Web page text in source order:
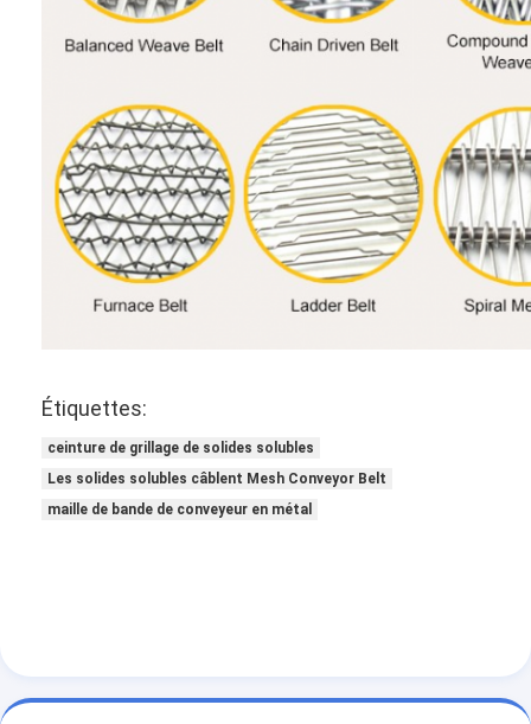
Étiquettes:
ceinture de grillage de solides solubles
Les solides solubles câblent Mesh Conveyor Belt
maille de bande de conveyeur en métal